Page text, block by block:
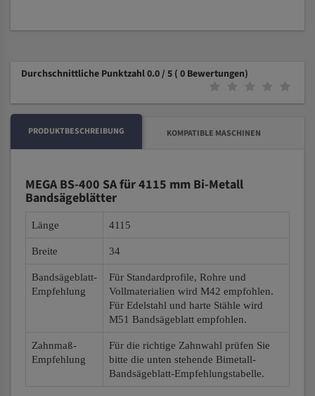
Durchschnittliche Punktzahl 0.0 / 5 ( 0 Bewertungen)
PRODUKTBESCHREIBUNG KOMPATIBLE MASCHINEN
MEGA BS-400 SA für 4115 mm Bi-Metall
Bandsägeblätter
Länge 4115
Breite 34
Bandsägeblatt-
Empfehlung
Für Standardprofile, Rohre und
Vollmaterialien wird M42 empfohlen.
Für Edelstahl und harte Stähle wird
M51 Bandsägeblatt empfohlen.
Zahnmaß-
Empfehlung
Für die richtige Zahnwahl prüfen Sie
bitte die unten stehende Bimetall-
Bandsägeblatt-Empfehlungstabelle.